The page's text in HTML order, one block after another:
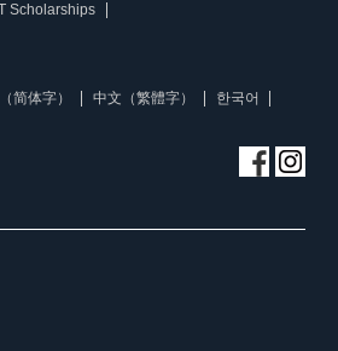
Scholarships
简体字） 中文（繁體字）
한국어